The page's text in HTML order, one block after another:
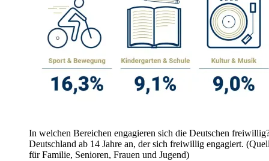
In welchen Bereichen engagieren sich die Deutschen
Deutschland ab 14 Jahre an, der sich freiwillig engagiert.
für Familie, Senioren, Frauen und Jugend)